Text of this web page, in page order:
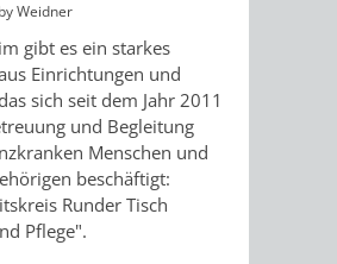
SENIOREN
BETREUUNG
UND
PFLEGE
FREIZEITANGEBOTE
BERATUNG
UND
HILFE
TECHNIK,
UMWELT
UND
KINDER-
UND
JUGENDBEIRAT
STADTRECHT
Weidner
gibt es ein starkes
Einrichtungen und
sich seit dem Jahr 2011
und Begleitung
Menschen und
beschäftigt:
Runder Tisch
Pflege".